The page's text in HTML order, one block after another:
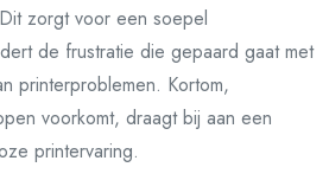
zorgt voor een soepel
de frustratie die gepaard gaat met
printerproblemen. Kortom,
voorkomt, draagt bij aan een
printervaring.